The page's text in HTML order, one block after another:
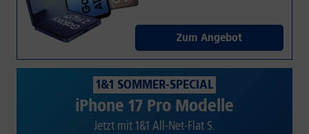
Zum Angebot
1&1 SOMMER-SPECIAL
iPhone 17 Pro Modelle
Jetzt mit 1&1 All-Net-Flat S.